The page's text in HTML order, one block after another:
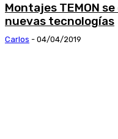
Montajes TEMON
nuevas tecnologías
Carlos - 04/04/2019